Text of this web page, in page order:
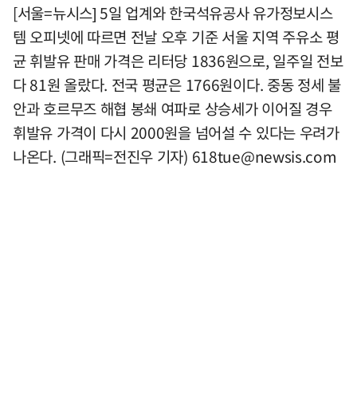
[서울=뉴시스] 5일 업계와 한국석유공사 유가정보시스
템 오피넷에 따르면 전날 오후 기준 서울 지역 주유소 평
균 휘발유 판매 가격은 리터당 1836원으로, 일주일 전보
다 81원 올랐다. 전국 평균은 1766원이다. 중동 정세 불
안과 호르무즈 해협 봉쇄 여파로 상승세가 이어질 경우
휘발유 가격이 다시 2000원을 넘어설 수 있다는 우려가
나온다. (그래픽=전진우 기자) 618tue@newsis.com